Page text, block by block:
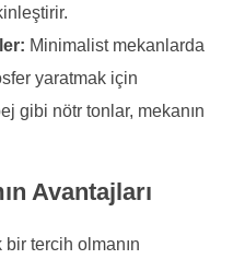
Minimalist mekanlarda
yaratmak için
gibi nötr tonlar, mekanın
Avantajları
tercih olmanın